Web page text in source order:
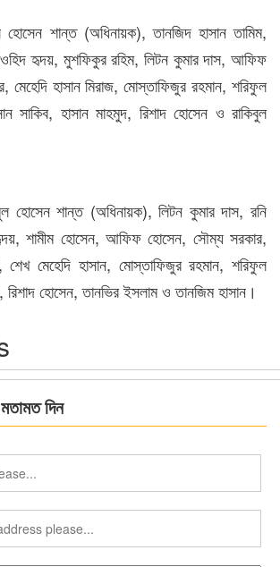
শান্ত (অধিনায়ক), তানজিদ হাসান তামিম,
হৃদয়, মুশফিকুর রহিম, লিটন কুমার দাস, আফিফ
হাসান মিরাজ, মোস্তাফিজুর রহমান, শরিফুল
সাকিব, হাসান মাহমুদ, রিশাদ হোসেন ও রাকিবুল
হোসেন শান্ত (অধিনায়ক), লিটন কুমার দাস, রনি
শামীম হোসেন, আফিফ হোসেন, সৌম্য সরকার,
শেখ মেহেদি হাসান, মোস্তাফিজুর রহমান, শরিফুল
রিশাদ হোসেন, তানভির ইসলাম ও তানজিম হাসান।
দিন